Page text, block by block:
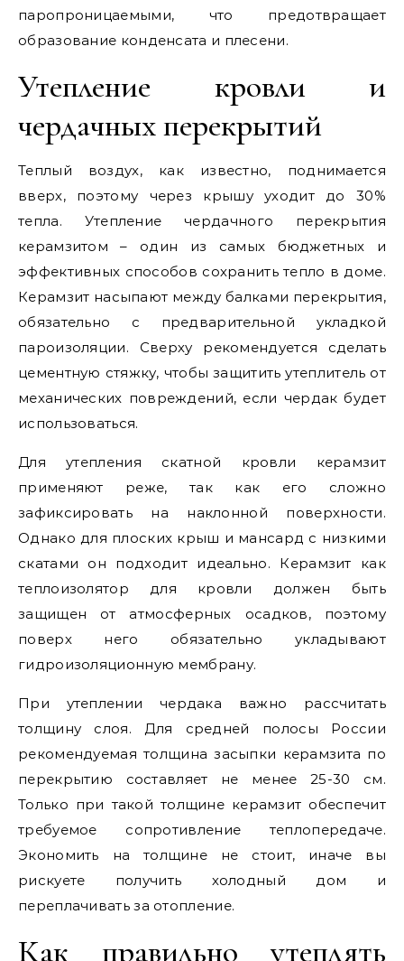
паропроницаемыми, что предотвращает
образование конденсата и плесени.
Утепление кровли и
чердачных перекрытий
Теплый воздух, как известно, поднимается
вверх, поэтому через крышу уходит до 30%
тепла. Утепление чердачного перекрытия
керамзитом – один из самых бюджетных и
эффективных способов сохранить тепло в доме.
Керамзит насыпают между балками перекрытия,
обязательно с предварительной укладкой
пароизоляции. Сверху рекомендуется сделать
цементную стяжку, чтобы защитить утеплитель от
механических повреждений, если чердак будет
использоваться.
Для утепления скатной кровли керамзит
применяют реже, так как его сложно
зафиксировать на наклонной поверхности.
Однако для плоских крыш и мансард с низкими
скатами он подходит идеально. Керамзит как
теплоизолятор для кровли должен быть
защищен от атмосферных осадков, поэтому
поверх него обязательно укладывают
гидроизоляционную мембрану.
При утеплении чердака важно рассчитать
толщину слоя. Для средней полосы России
рекомендуемая толщина засыпки керамзита по
перекрытию составляет не менее 25-30 см.
Только при такой толщине керамзит обеспечит
требуемое сопротивление теплопередаче.
Экономить на толщине не стоит, иначе вы
рискуете получить холодный дом и
переплачивать за отопление.
Как правильно утеплять